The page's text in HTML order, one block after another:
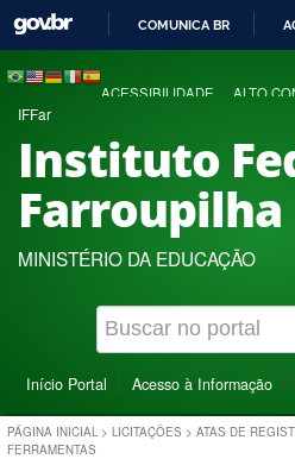
COMUNICA BR
ACESSIBILIDADE ALTO
IFFar
Instituto
Farroupilha
MINISTÉRIO DA EDUCAÇÃO
Início Portal Acesso à Informação
PÁGINA INICIAL > LICITAÇÕES > ATAS DE
FERRAMENTAS